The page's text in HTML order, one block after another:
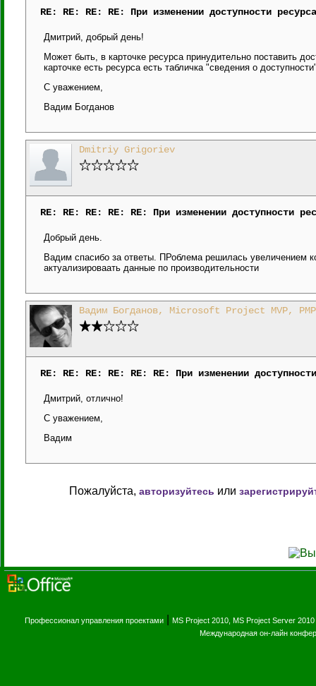
RE: RE: RE: RE: При изменении доступности
Дмитрий, добрый день!
Может быть, в карточке ресурса принудительно поставить
карточке есть ресурса есть табличка "сведения о
С уважением,
Вадим Богданов
Dmitriy Grigoriev
RE: RE: RE: RE: RE: При изменении доступности
Добрый день.
Вадим спасибо за ответы. ПРоблема решилась увеличением
актуализироваать данные по производительности
Вадим Богданов, Microsoft Project MVP,
RE: RE: RE: RE: RE: RE: При изменении
Дмитрий, отлично!
С уважением,
Вадим
Пожалуйста, авторизуйтесь или
Профессионал управления проектами MS Project 2010, MS Project Server 2010
Международная он-лайн